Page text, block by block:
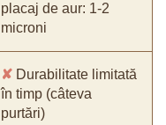
placaj de aur: 1-2
microni
✘ Durabilitate limitată
în timp (câteva
purtări)